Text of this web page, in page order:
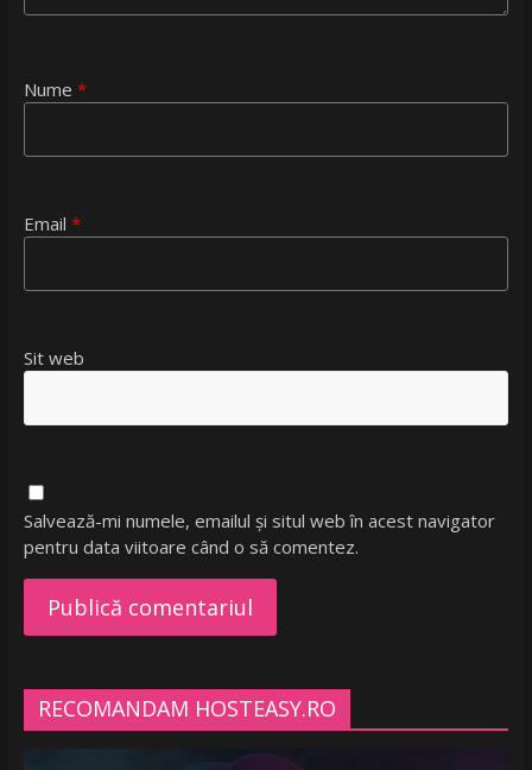
Nume *
Email *
Sit web
Salvează-mi numele, emailul și situl web în acest navigator
pentru data viitoare când o să comentez.
RECOMANDAM HOSTEASY.RO